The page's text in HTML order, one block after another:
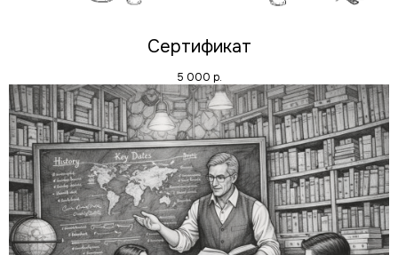
Сертификат
5 000 р.